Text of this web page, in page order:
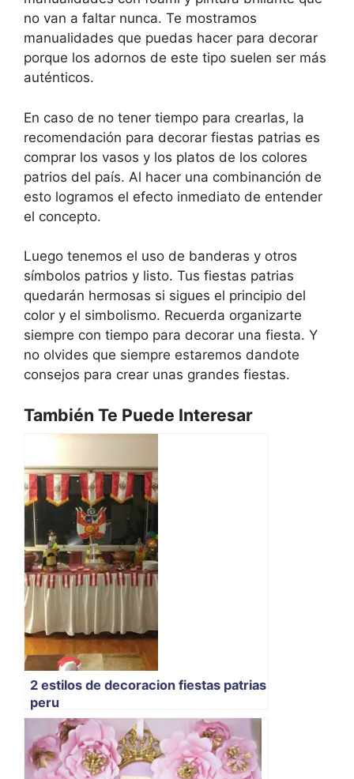
no van a faltar nunca. Te mostramos
manualidades que puedas hacer para decorar
porque los adornos de este tipo suelen ser más
auténticos.
En caso de no tener tiempo para crearlas, la
recomendación para decorar fiestas patrias es
comprar los vasos y los platos de los colores
patrios del país. Al hacer una combinanción de
esto logramos el efecto inmediato de entender
el concepto.
Luego tenemos el uso de banderas y otros
símbolos patrios y listo. Tus fiestas patrias
quedarán hermosas si sigues el principio del
color y el simbolismo. Recuerda organizarte
siempre con tiempo para decorar una fiesta. Y
no olvides que siempre estaremos dandote
consejos para crear unas grandes fiestas.
También Te Puede Interesar
2 estilos de decoracion fiestas patrias
peru